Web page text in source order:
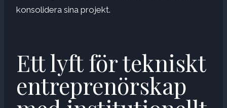
konsolidera sina projekt.
Ett lyft för tekniskt
entreprenörskap